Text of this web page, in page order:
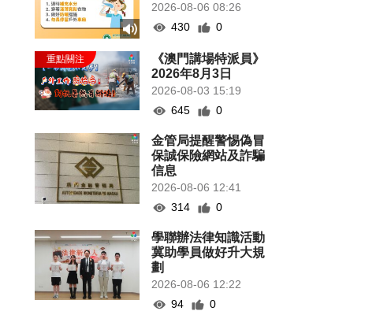
2026-08-06 08:26
430
0
《澳門講場特派員》
2026年8月3日
2026-08-03 15:19
645
0
金管局提醒警惕偽冒
保誠保險網站及詐騙
信息
2026-08-06 12:41
314
0
學聯辦法律知識活動
冀助學員做好升大規
劃
2026-08-06 12:22
94
0